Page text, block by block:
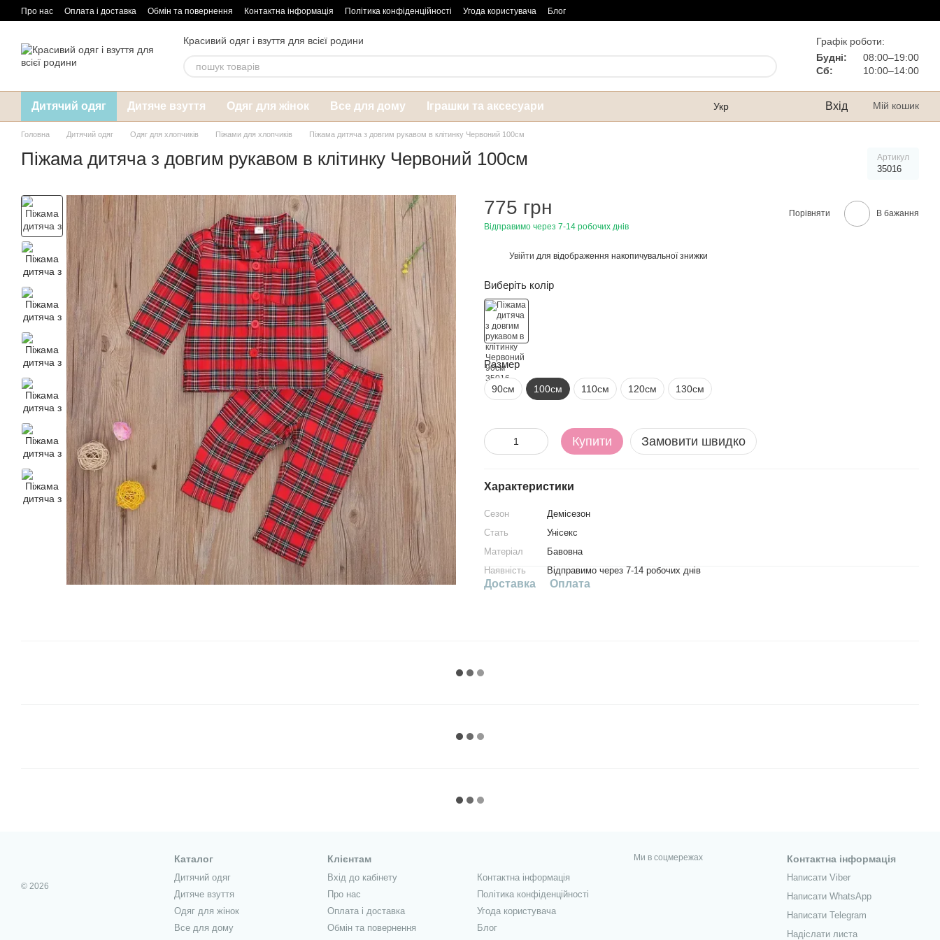
Перейти до основного контенту
Про нас Оплата і доставка Обмін та повернення Контактна інформація Політика конфіденційності Угода користувача Блог
Красивий одяг і взуття для всієї родини
Графік роботи:
Будні:
08:00–19:00
Сб:
10:00–14:00
Дитячий одяг Дитяче взуття Одяг для жінок Все для дому Іграшки та аксесуари Укр Вхід Мій кошик
Головна Дитячий одяг Одяг для хлопчиків Піжами для хлопчиків Піжама дитяча з довгим рукавом в клітинку Червоний 100см
Піжама дитяча з довгим рукавом в клітинку Червоний 100см Артикул
35016
775 грн
Відправимо через 7-14 робочих днів
Порівняти В бажання
Увійти для відображення накопичувальної знижки
Виберіть колір
Размер
90см 100см 110см 120см 130см
Купити Замовити швидко
Характеристики
Сезон
Демісезон
Стать
Унісекс
Матеріал
Бавовна
Наявність
Відправимо через 7-14 робочих днів
Доставка Оплата
© 2026
Каталог
Дитячий одяг
Дитяче взуття
Одяг для жінок
Все для дому
Клієнтам
Вхід до кабінету
Про нас
Оплата і доставка
Обмін та повернення
Контактна інформація
Політика конфіденційності
Угода користувача
Блог
Ми в соцмережах Контактна інформація
Написати Viber
Написати WhatsApp
Написати Telegram
Надіслати листа